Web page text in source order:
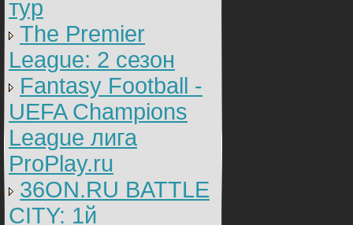
тур
The Premier
League: 2 cезон
Fantasy Football -
UEFA Champions
League лига
ProPlay.ru
36ON.RU BATTLE
CITY: 1й